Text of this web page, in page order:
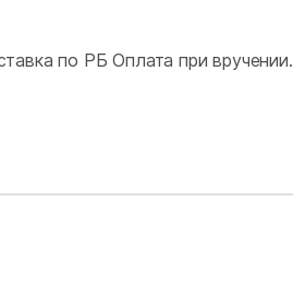
по РБ Оплата при вручении.